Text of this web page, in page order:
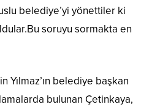
belediye’yi yönettiler ki
soruyu sormakta en
Yılmaz’ın belediye başkan
bulunan Çetinkaya,